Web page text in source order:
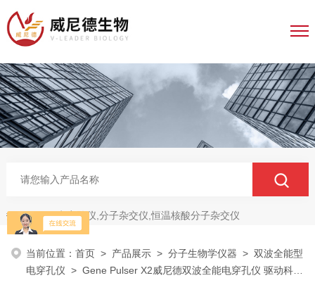
热门关键词：电穿孔仪,分子杂交仪,恒温核酸分子杂交仪
当前位置：首页 > 产品展示 >分子生物学仪器 >双波全能型
电穿孔仪 > Gene Pulser X2威尼德双波全能电穿孔仪 驱动科技